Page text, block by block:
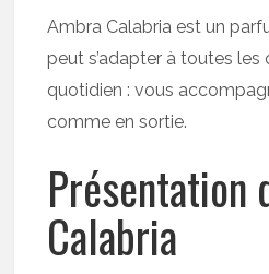
Ambra Calabria est un
peut s’adapter à toutes les
quotidien : vous
comme en sortie.
Présentation
Calabria